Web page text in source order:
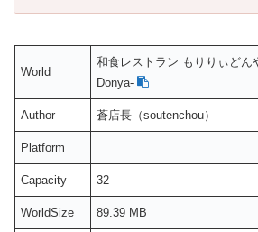
World
和食レストラン もりりぃどん
Donya-
Author 蒼店長（soutenchou）
Platform
Capacity 32
WorldSize 89.39 MB